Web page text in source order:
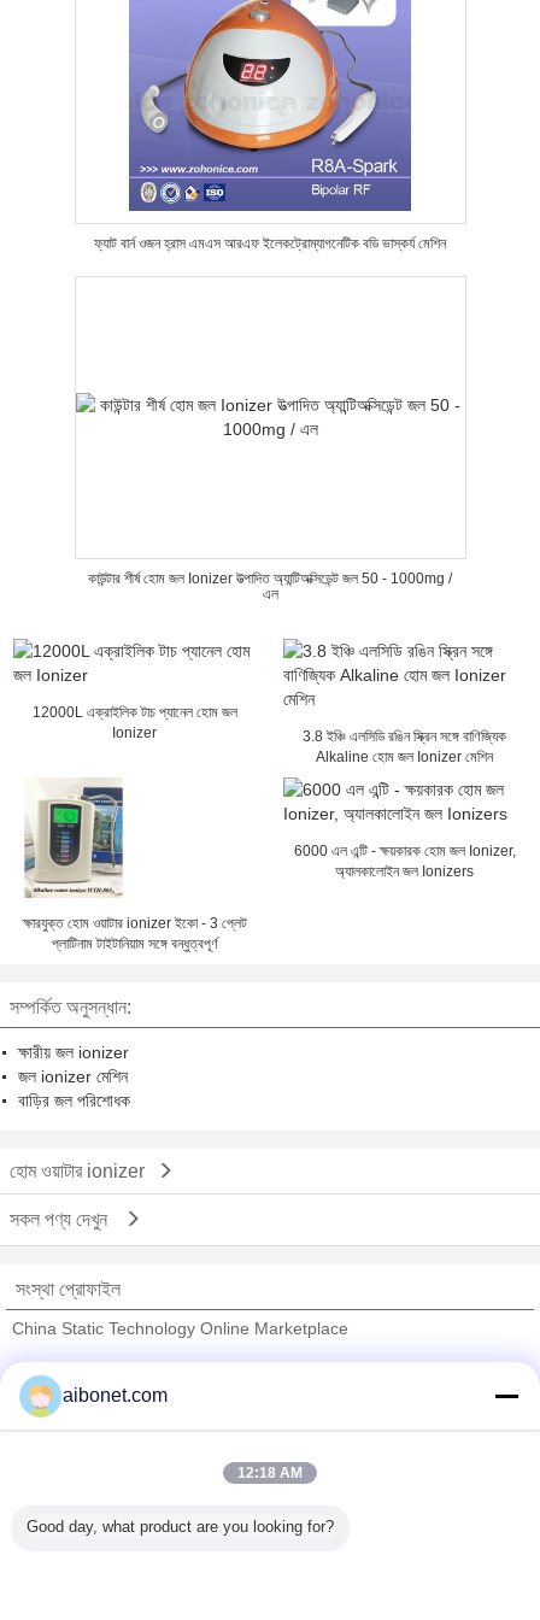
ফ্যাট বার্ন ওজন হ্রাস এমএস আরএফ ইলেকট্রোম্যাগনেটিক বডি ভাস্কর্য মেশিন
কাউন্টার শীর্ষ হোম জল Ionizer উত্পাদিত অ্যান্টিঅক্সিডেন্ট জল 50 - 1000mg /
এল
12000L এক্রাইলিক টাচ প্যানেল হোম জল
Ionizer
3.8 ইঞ্চি এলসিডি রঙিন স্ক্রিন সঙ্গে বাণিজ্যিক
Alkaline হোম জল Ionizer মেশিন
ক্ষারযুক্ত হোম ওয়াটার ionizer ইকো - 3 প্লেট
প্লাটিনাম টাইটানিয়াম সঙ্গে বন্ধুত্বপূর্ণ
6000 এল এন্টি - ক্ষয়কারক হোম জল Ionizer,
অ্যালকালোইন জল Ionizers
সম্পর্কিত অনুসন্ধান:
ক্ষারীয় জল ionizer
জল ionizer মেশিন
বাড়ির জল পরিশোধক
হোম ওয়াটার ionizer
সকল পণ্য দেখুন
সংস্থা প্রোফাইল
China Static Technology Online Marketplace
Trust Seal
aibonet.com
12:18 AM
Good day, what product are you looking for?